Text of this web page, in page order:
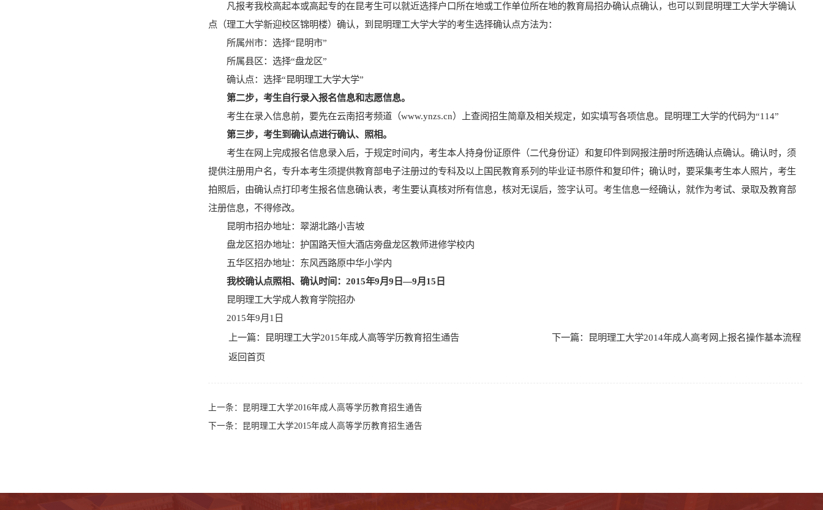
凡报考我校高起本或高起专的在昆考生可以就近选择户口所在地或工作单位所在地的教育局招办确认点确认，也可以到昆明理工大学大学确认
点（理工大学新迎校区锦明楼）确认，到昆明理工大学大学的考生选择确认点方法为：
所属州市：选择“昆明市”
所属县区：选择“盘龙区”
确认点：选择“昆明理工大学大学”
第二步，考生自行录入报名信息和志愿信息。
考生在录入信息前，要先在云南招考频道（www.ynzs.cn）上查阅招生简章及相关规定，如实填写各项信息。昆明理工大学的代码为“114”
第三步，考生到确认点进行确认、照相。
考生在网上完成报名信息录入后，于规定时间内，考生本人持身份证原件（二代身份证）和复印件到网报注册时所选确认点确认。确认时，须
提供注册用户名，专升本考生须提供教育部电子注册过的专科及以上国民教育系列的毕业证书原件和复印件；确认时，要采集考生本人照片，考生
拍照后，由确认点打印考生报名信息确认表，考生要认真核对所有信息，核对无误后，签字认可。考生信息一经确认，就作为考试、录取及教育部
注册信息，不得修改。
昆明市招办地址：翠湖北路小吉坡
盘龙区招办地址：护国路天恒大酒店旁盘龙区教师进修学校内
五华区招办地址：东风西路原中华小学内
我校确认点照相、确认时间：2015年9月9 日—9月 15 日
昆明理工大学成人教育学院招办
2015年9月1日
上一篇：
昆明理工大学2015年成人高等学历教育招生通告 下一篇：
昆明理工大学2014年成人高考网上报名操作基本流程
返回首页
上一条：
昆明理工大学2016年成人高等学历教育招生通告
下一条：
昆明理工大学2015年成人高等学历教育招生通告